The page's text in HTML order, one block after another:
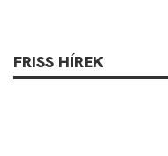
FRISS HÍREK